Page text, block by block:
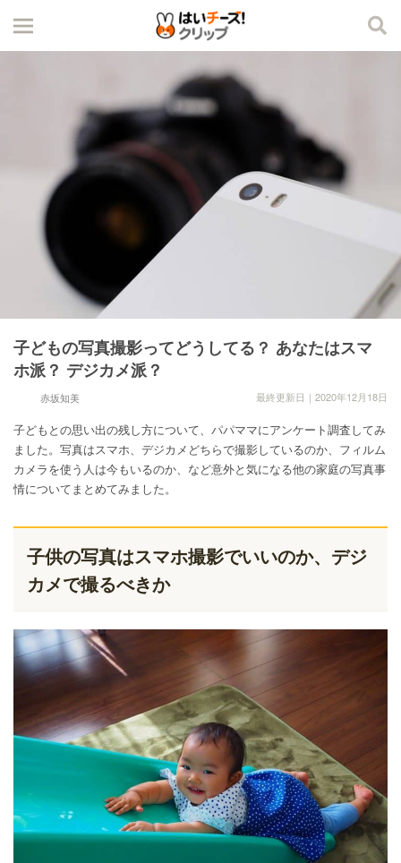
子どもの写真撮影ってどうしてる？ あなたはスマ
ホ派？ デジカメ派？
赤坂知美 最終更新日｜2020年12月18日
子どもとの思い出の残し方について、パパママにアンケート調査してみ
ました。写真はスマホ、デジカメどちらで撮影しているのか、フィルム
カメラを使う人は今もいるのか、など意外と気になる他の家庭の写真事
情についてまとめてみました。
子供の写真はスマホ撮影でいいのか、デジ
カメで撮るべきか